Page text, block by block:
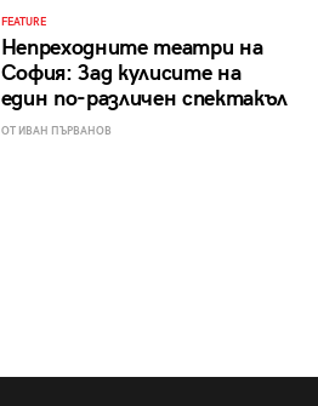
FEATURE
Непреходните театри на
София: Зад кулисите на
един по-различен спектакъл
ОТ ИВАН ПЪРВАНОВ